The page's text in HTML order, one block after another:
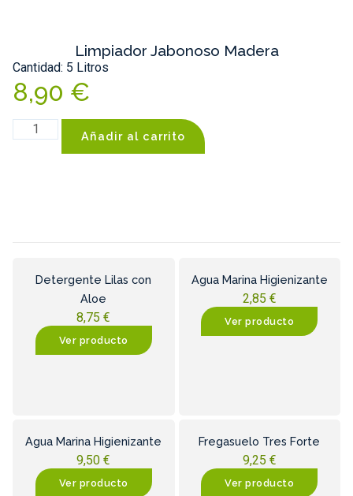
Limpiador Jabonoso Madera
Cantidad: 5 Litros
8,90 €
Añadir al carrito
Detergente Lilas con
Aloe
8,75€
Ver producto
Agua Marina Higienizante
2,85 €
Ver producto
Agua Marina Higienizante
9,50€
Ver producto
Fregasuelo Tres Forte
9,25 €
Ver producto